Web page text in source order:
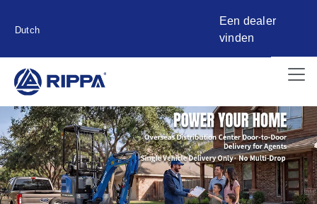
Dutch
Een dealer
vinden